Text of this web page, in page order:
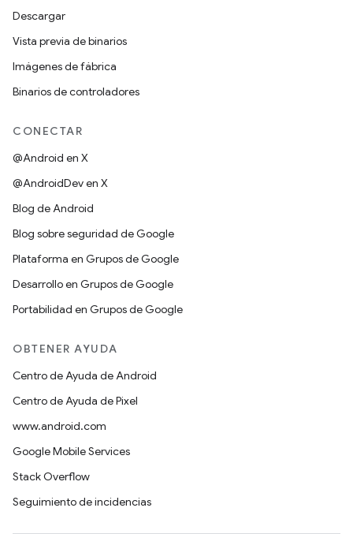
Descargar
Vista previa de binarios
Imágenes de fábrica
Binarios de controladores
CONECTAR
@Android en X
@AndroidDev en X
Blog de Android
Blog sobre seguridad de Google
Plataforma en Grupos de Google
Desarrollo en Grupos de Google
Portabilidad en Grupos de Google
OBTENER AYUDA
Centro de Ayuda de Android
Centro de Ayuda de Pixel
www.android.com
Google Mobile Services
Stack Overflow
Seguimiento de incidencias